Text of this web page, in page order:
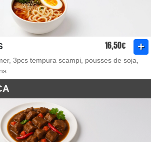
16,50€
3pcs tempura scampi, pousses de soja,